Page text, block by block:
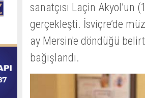
sanatçısı Laçin
gerçekleşti. İsviçre’de
ay Mersin'e döndüğü
bağışlandı.